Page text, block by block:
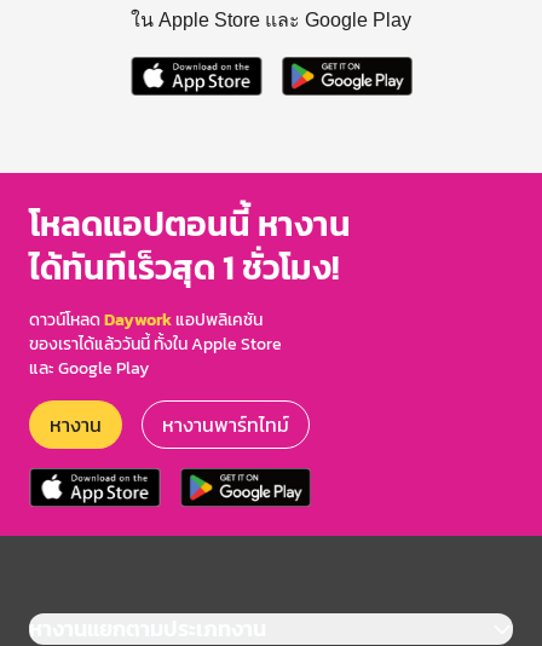
ใน Apple Store และ Google Play
โหลดแอปตอนนี้ หางาน
ได้ทันทีเร็วสุด 1 ชั่วโมง!
ดาวน์โหลดDayworkแอปพลิเคชัน
ของเราได้แล้ววันนี้ ทั้งใน Apple Store
และ Google Play
หางาน หางานพาร์ทไทม์
หางานแยกตามประเภทงาน